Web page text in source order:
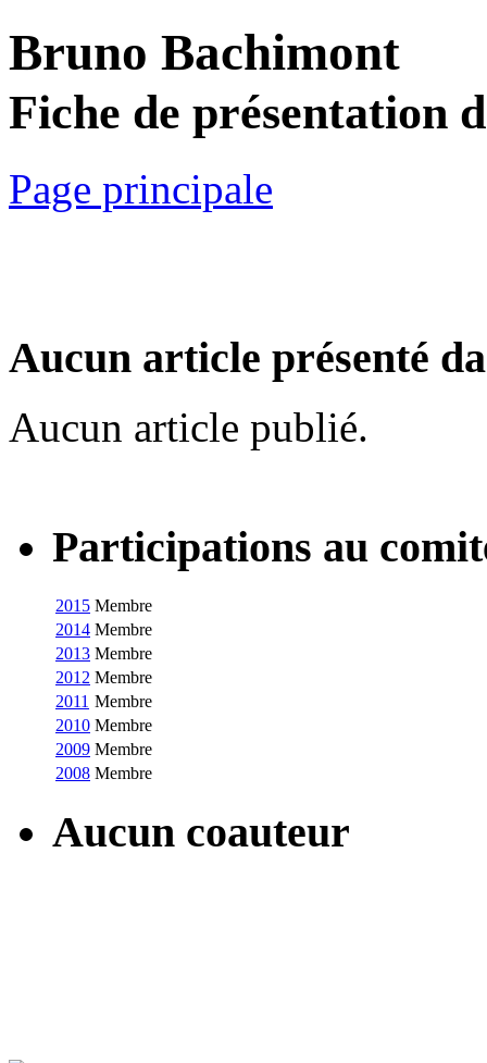
Bruno Bachimont
Fiche de présentation
Page principale
Aucun article présenté
Aucun article publié.
Participations au
2015 Membre
2014 Membre
2013 Membre
2012 Membre
2011 Membre
2010 Membre
2009 Membre
2008 Membre
Aucun coauteur